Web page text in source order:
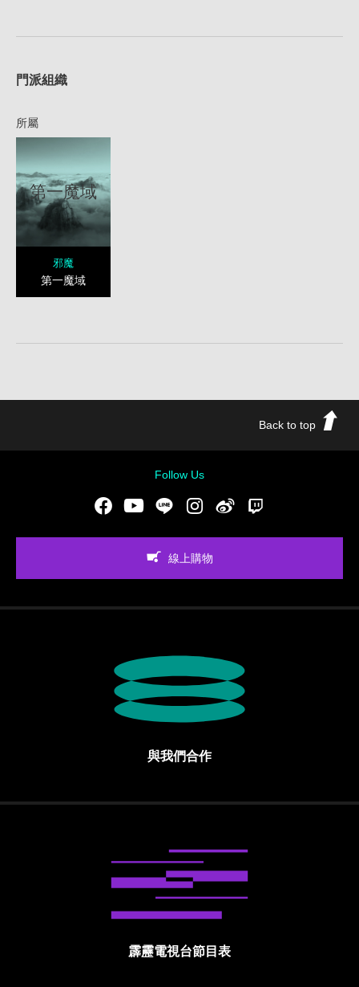
門派組織
所屬
第一魔域
邪魔
第一魔域
Back to top
Follow Us
FacebookYoutubeLINE Instgram新浪微博
線上購物
與我們合作
霹靂電視台節目表